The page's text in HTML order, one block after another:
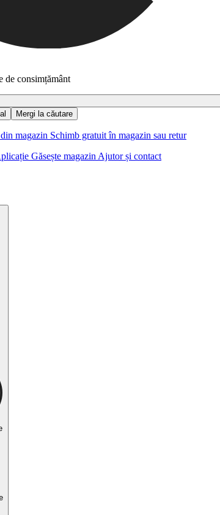
de consimțământ
Mergi la căutare
magazin Schimb gratuit în magazin sau retur
Găsește magazin Ajutor și contact